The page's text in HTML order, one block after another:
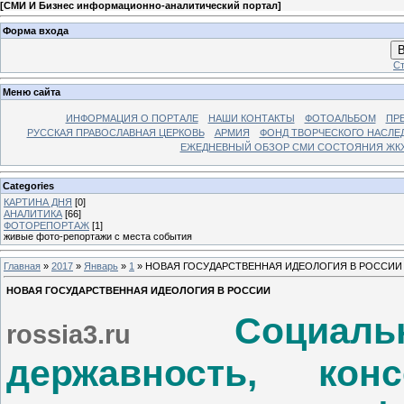
[СМИ И Бизнес информационно-аналитический портал]
Форма входа
Меню сайта
ИНФОРМАЦИЯ О ПОРТАЛЕ НАШИ КОНТАКТЫ ФОТОАЛЬБОМ
РУССКАЯ ПРАВОСЛАВНАЯ ЦЕРКОВЬ
АРМИЯ
ФОНД ТВОРЧЕСКОГО
ЕЖЕДНЕВНЫЙ ОБЗОР СМИ СОСТОЯНИЯ
Categories
КАРТИНА ДНЯ [0]
АНАЛИТИКА [66]
ФОТОРЕПОРТАЖ [1]
живые фото-репортажи с места события
Главная » 2017 » Январь » 1 » НОВАЯ ГОСУДАРСТВЕННАЯ ИДЕОЛОГИЯ В РОССИИ
НОВАЯ ГОСУДАРСТВЕННАЯ ИДЕОЛОГИЯ В РОССИИ
rossia3.ru
державность,